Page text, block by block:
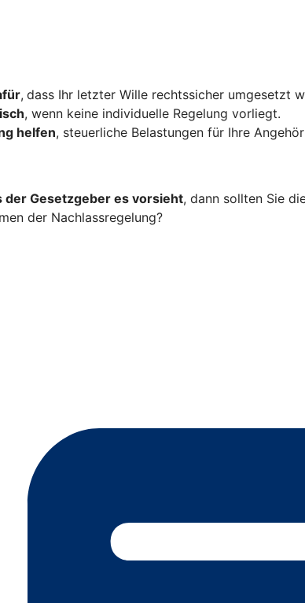
, dass Ihr letzter Wille rechtssicher umgesetzt
, wenn keine individuelle Regelung vorliegt.
helfen, steuerliche Belastungen für Ihre
der Gesetzgeber es vorsieht, dann sollten Sie
der Nachlassregelung?